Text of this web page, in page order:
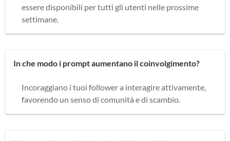
essere disponibili per tutti gli utenti nelle prossime
settimane.
In che modo i prompt aumentano il coinvolgimento?
Incoraggiano i tuoi follower a interagire attivamente,
favorendo un senso di comunità e di scambio.